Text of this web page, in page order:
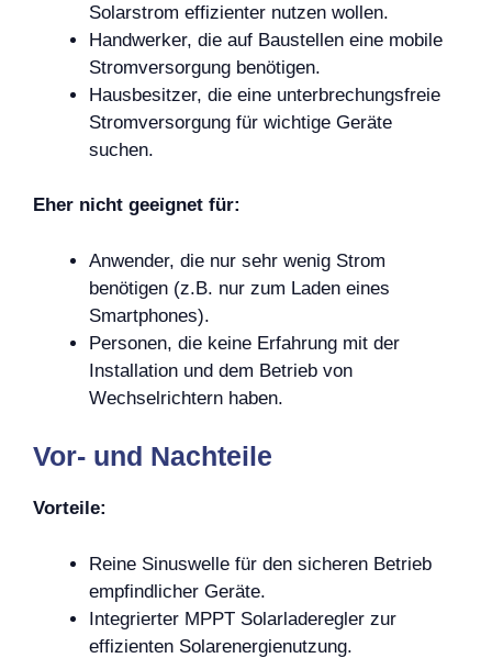
Solarstrom effizienter nutzen wollen.
Handwerker, die auf Baustellen eine mobile
Stromversorgung benötigen.
Hausbesitzer, die eine unterbrechungsfreie
Stromversorgung für wichtige Geräte
suchen.
Eher nicht geeignet für:
Anwender, die nur sehr wenig Strom
benötigen (z.B. nur zum Laden eines
Smartphones).
Personen, die keine Erfahrung mit der
Installation und dem Betrieb von
Wechselrichtern haben.
Vor- und Nachteile
Vorteile:
Reine Sinuswelle für den sicheren Betrieb
empfindlicher Geräte.
Integrierter MPPT Solarladeregler zur
effizienten Solarenergienutzung.